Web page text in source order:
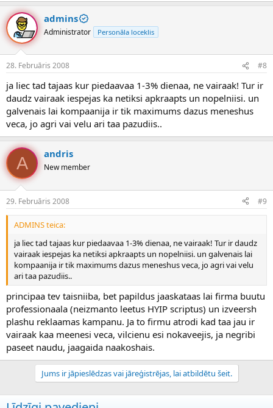
admins
Administrator Personāla loceklis
28. Februāris 2008 #8
ja liec tad tajaas kur piedaavaa 1-3% dienaa, ne vairaak! Tur ir
daudz vairaak iespejas ka netiksi apkraapts un nopelniisi. un
galvenais lai kompaanija ir tik maximums dazus meneshus
veca, jo agri vai velu ari taa pazudiis..
A andris
New member
29. Februāris 2008 #9
ADMINS teica:
ja liec tad tajaas kur piedaavaa 1-3% dienaa, ne vairaak! Tur ir daudz
vairaak iespejas ka netiksi apkraapts un nopelniisi. un galvenais lai
kompaanija ir tik maximums dazus meneshus veca, jo agri vai velu
ari taa pazudiis..
principaa tev taisniiba, bet papildus jaaskataas lai firma buutu
professionaala (neizmanto leetus HYIP scriptus) un izveersh
plashu reklaamas kampanu. Ja to firmu atrodi kad taa jau ir
vairaak kaa meenesi veca, vilcienu esi nokaveejis, ja negribi
paseet naudu, jaagaida naakoshais.
Jums ir jāpieslēdzas vai jāreģistrējas, lai atbildētu šeit.